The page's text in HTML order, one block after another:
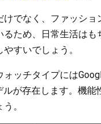
けでなく、ファッショ
るため、日常生活はも
すいでしょう。
ッチタイプには
が存在します。機能
。